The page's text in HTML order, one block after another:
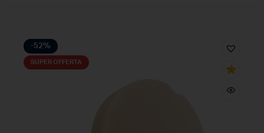
-52%
SUPER OFFERTA